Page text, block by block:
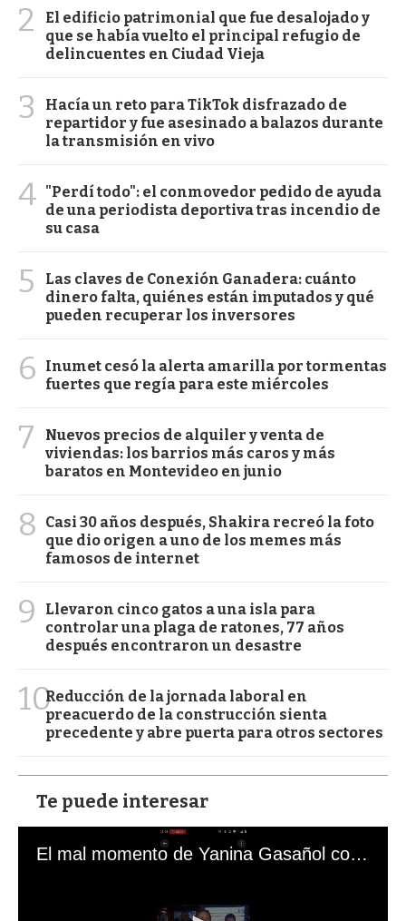
2
El edificio patrimonial que fue desalojado y
que se había vuelto el principal refugio de
delincuentes en Ciudad Vieja
3
Hacía un reto para TikTok disfrazado de
repartidor y fue asesinado a balazos durante
la transmisión en vivo
4 "Perdí todo": el conmovedor pedido de ayuda
de una periodista deportiva tras incendio de
su casa
5
Las claves de Conexión Ganadera: cuánto
dinero falta, quiénes están imputados y qué
pueden recuperar los inversores
6
Inumet cesó la alerta amarilla por tormentas
fuertes que regía para este miércoles
7
Nuevos precios de alquiler y venta de
viviendas: los barrios más caros y más
baratos en Montevideo en junio
8
Casi 30 años después, Shakira recreó la foto
que dio origen a uno de los memes más
famosos de internet
9
Llevaron cinco gatos a una isla para
controlar una plaga de ratones, 77 años
después encontraron un desastre
10Reducción de la jornada laboral en
preacuerdo de la construcción sienta
precedente y abre puerta para otros sectores
Te puede interesar
El mal momento de Yanina Gasañol con un hincha argentino en "Subrayado"